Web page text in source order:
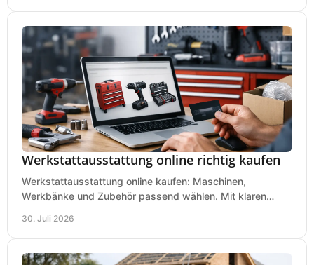
Werkstattausstattung online richtig kaufen
Werkstattausstattung online kaufen: Maschinen,
Werkbänke und Zubehör passend wählen. Mit klaren
30. Juli 2026